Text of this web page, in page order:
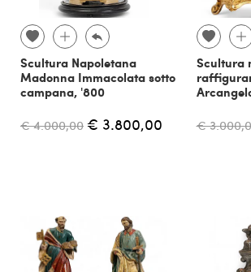
Scultura Napoletana
Madonna Immacolata sotto
campana, '800
€ 4.000,00 € 3.800,00
Scultura
€